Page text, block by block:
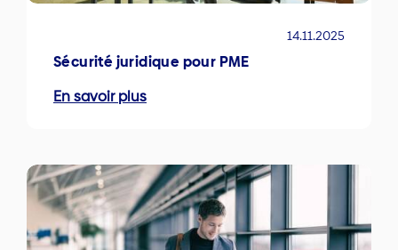
14.11.2025
Sécurité juridique pour PME
En savoir plus